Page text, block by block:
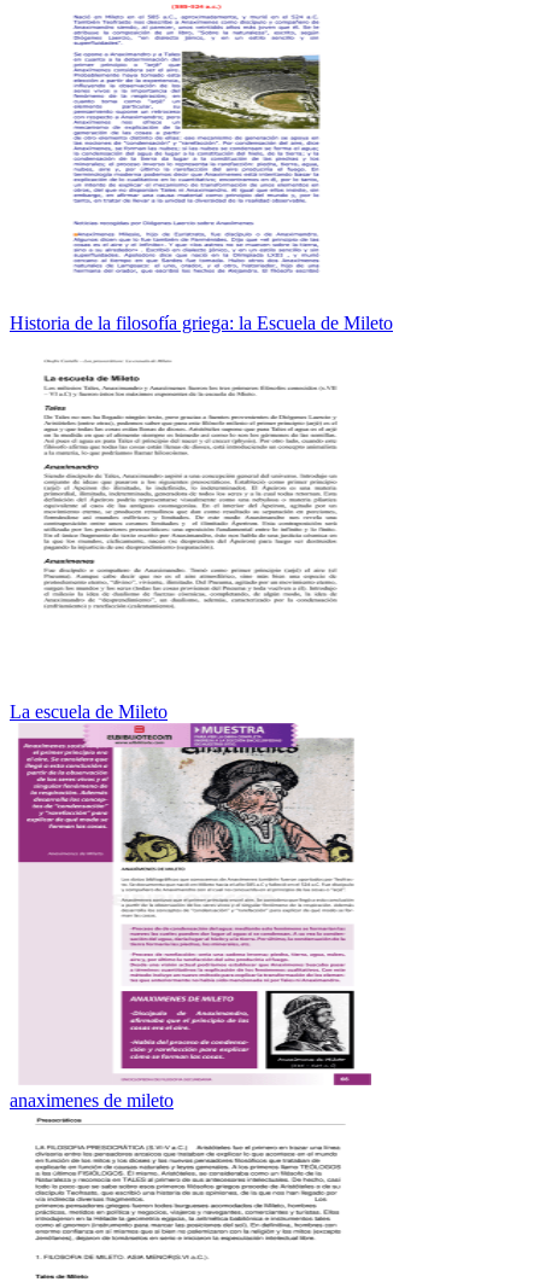
Historia de la filosofía griega: la Escuela de Mileto
La escuela de Mileto
anaximenes de mileto